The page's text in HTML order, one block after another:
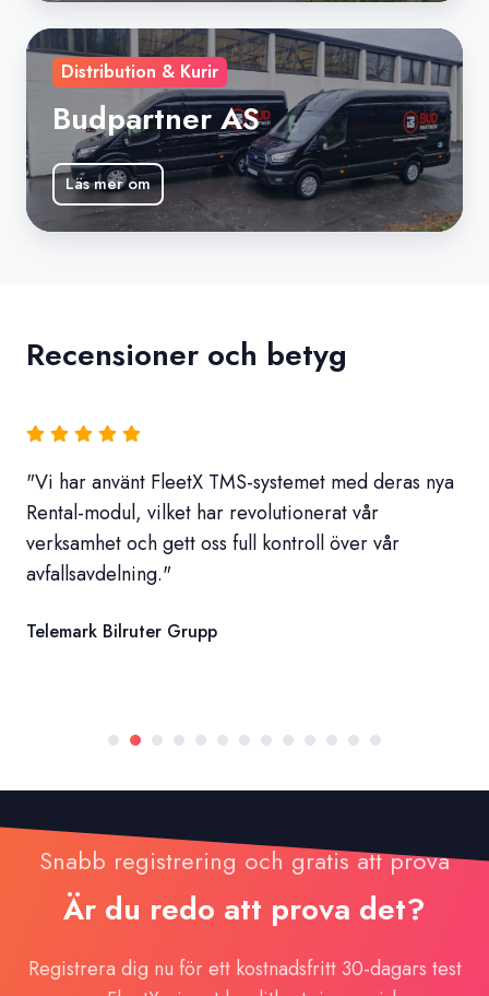
Budpartner
Distribution & Kurir
Budpartner AS
Läs mer om
Recensioner och betyg
"Vi har använt FleetX TMS-systemet med deras nya
Rental-modul, vilket har revolutionerat vår
verksamhet och gett oss full kontroll över vår
avfallsavdelning."
Telemark Bilruter Grupp
Snabb registrering och gratis att prova
Är du redo att prova det?
Registrera dig nu för ett kostnadsfritt 30-dagars test